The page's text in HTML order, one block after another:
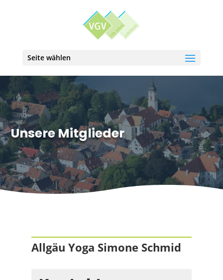
Seite wählen
Unsere Mitglieder
Allgäu Yoga Simone Schmid